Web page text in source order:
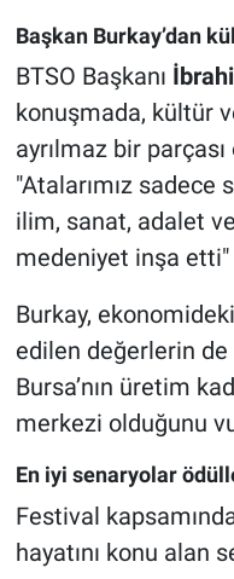
Başkan Burkay’dan
BTSO Başkanı
konuşmada, kültür
ayrılmaz bir
"Atalarımız sadece
ilim, sanat, adalet
medeniyet inşa etti"
Burkay,
edilen değerlerin
Bursa’nın üretim
merkezi olduğunu
En iyi senaryolar
Festival
hayatını konu alan